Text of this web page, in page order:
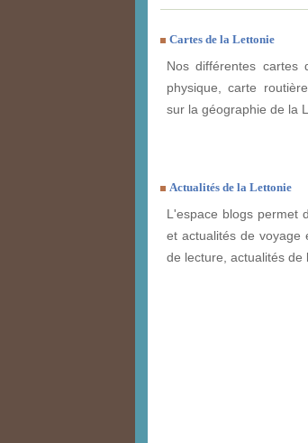
Cartes de la Lettonie
Nos différentes
physique, carte
sur la géographie de la
Actualités de la Lettonie
L'espace blogs permet
et actualités de voyage
de lecture, actualités de